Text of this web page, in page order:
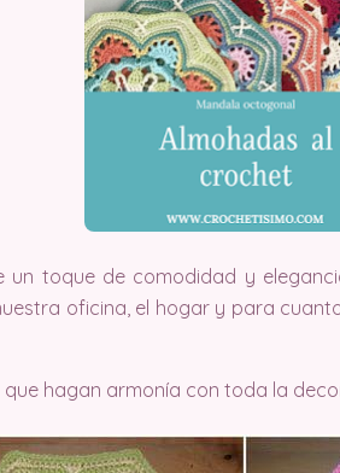
un toque de comodidad y
oficina, el hogar y para
hagan armonía con toda la